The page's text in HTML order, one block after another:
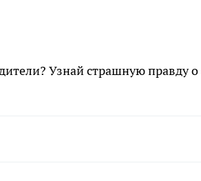
Узнай страшную правду